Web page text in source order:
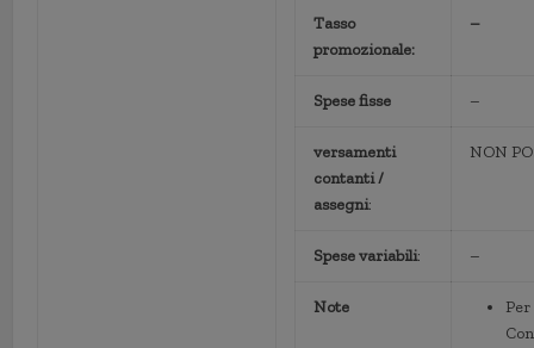
Tasso
promozionale:
–
Spese fisse –
versamenti
contanti /
assegni:
NON
Spese variabili: –
Note